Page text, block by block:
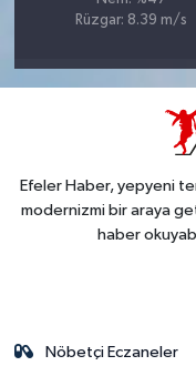
Rüzgar: 8.39 m/s
Efeler Haber, yepyeni
modernizmi bir araya
haber
Nöbetçi Eczaneler